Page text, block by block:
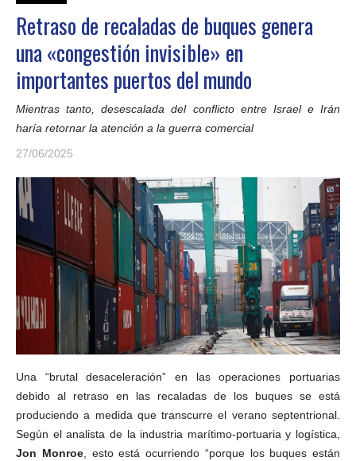
Retraso de recaladas de buques genera
una «congestión invisible» en
importantes puertos del mundo
Mientras tanto, desescalada del conflicto entre Israel e Irán
haría retornar la atención a la guerra comercial
27/06/2025
Una “brutal desaceleración” en las operaciones portuarias
debido al retraso en las recaladas de los buques se está
produciendo a medida que transcurre el verano septentrional.
Según el analista de la industria marítimo-portuaria y logística,
Jon Monroe, esto está ocurriendo “porque los buques están